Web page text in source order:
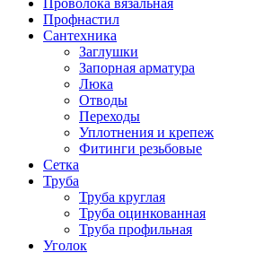
Проволока вязальная
Профнастил
Сантехника
Заглушки
Запорная арматура
Люка
Отводы
Переходы
Уплотнения и крепеж
Фитинги резьбовые
Сетка
Труба
Труба круглая
Труба оцинкованная
Труба профильная
Уголок